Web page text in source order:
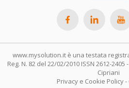
www.mysolution.it è una testata
Reg. N. 82 del 22/02/2010 ISSN 2612-
Cipriani
Privacy e Cookie Policy-